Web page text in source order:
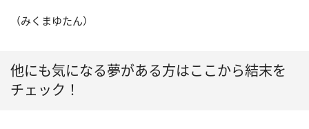
（みくまゆたん）
他にも気になる夢がある方はここから結末を
チェック！